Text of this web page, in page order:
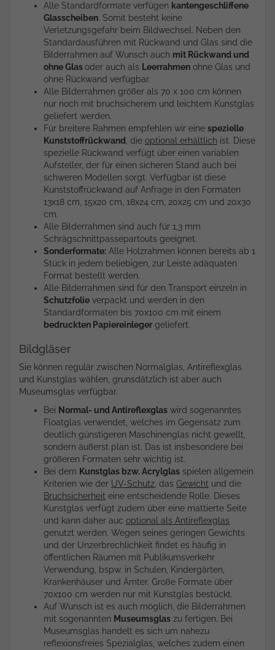
Alle Standardformate verfügen kantengeschliffene
Glasscheiben . Somit besteht keine
Verletzungsgefahr beim Bildwechsel. Neben den
Standardausführen mit Rückwand und Glas sind die
Bilderrahmen auf Wunsch auch mit Rückwand und
ohne Glasoder auch als Leerrahmen ohne Glas und
ohne Rückwand verfügbar.
Alle Bilderrahmen größer als 70 x 100 cm können
nur noch mit bruchsicherem und leichtem Kunstglas
geliefert werden.
Für breitere Rahmen empfehlen wir eine spezielle
Kunststoffrückwand , die optional erhältlich ist. Diese
spezielle Rückwand verfügt über einen variablen
Aufsteller, der für einen sicheren Stand auch bei
schweren Modellen sorgt. Verfügbar ist diese
Kunststoffrückwand auf Anfrage in den Formaten
13x18 cm, 15x20 cm, 18x24 cm, 20x25 cm und 20x30
cm.
Alle Bilderrahmen sind auch für 1,3 mm
Schrägschnittpassepartouts geeignet.
Sonderformate: Alle Holzrahmen können bereits ab 1
Stück in jedem beliebigen, zur Leiste adäquaten
Format bestellt werden.
Alle Bilderrahmen sind für den Transport einzeln in
Schutzfolie verpackt und werden in den
Standardformaten bis 70x100 cm mit einem
bedruckten Papiereinleger geliefert.
Bildgläser
Sie können regulär zwischen Normalglas, Antireflexglas
und Kunstglas wählen, grunsdätzlich ist aber auch
Museumsglas verfügbar.
Bei Normal- und Antireflexglas wird sogenanntes
Floatglas verwendet, welches im Gegensatz zum
deutlich günstigeren Maschinenglas nicht gewellt,
sondern äußerst plan ist. Das ist insbesondere bei
größeren Formaten sehr wichtig ist.
Bei dem Kunstglas bzw. Acrylglas spielen allgemein
Kriterien wie der UV-Schutz , das Gewicht und die
Bruchsicherheit eine entscheidende Rolle. Dieses
Kunstglas verfügt zudem über eine mattierte Seite
und kann daher auc optional als Antireflexglas
genutzt werden. Wegen seines geringen Gewichts
und der Unzerbrechlichkeit findet es häufig in
öffentlichen Räumen mit Publikumsverkehr
Verwendung, bspw. in Schulen, Kindergärten,
Krankenhäuser und Ämter. Große Formate über
70x100 cm werden nur mit Kunstglas bestückt.
Auf Wunsch ist es auch möglich, die Bilderrahmen
mit sogenannten Museumsglas zu fertigen. Bei
Museumsglas handelt es sich um nahezu
reflexionsfreies Spezialglas, welches zudem einen